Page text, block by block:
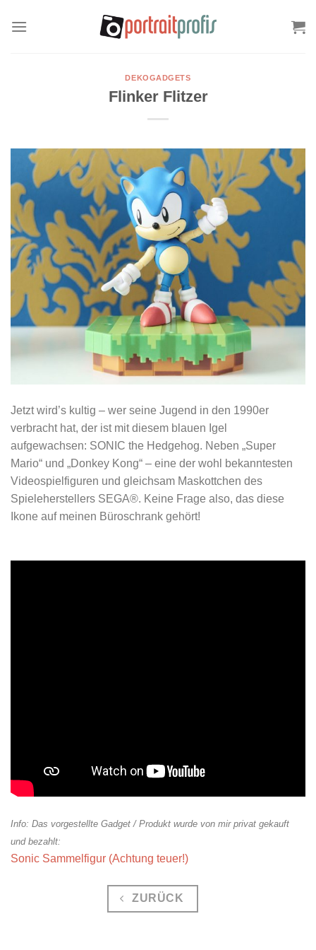
Inhalt
DEKOGADGETS
Flinker Flitzer
Jetzt wird’s kultig – wer seine Jugend in den 1990er
verbracht hat, der ist mit diesem blauen Igel
aufgewachsen: SONIC the Hedgehog. Neben „Super
Mario“ und „Donkey Kong“ – eine der wohl bekanntesten
Videospielfiguren und gleichsam Maskottchen des
Spieleherstellers SEGA®. Keine Frage also, das diese
Ikone auf meinen Büroschrank gehört!
Info: Das vorgestellte Gadget / Produkt wurde von mir privat gekauft
und bezahlt:
Sonic Sammelfigur (Achtung teuer!)
ZURÜCK